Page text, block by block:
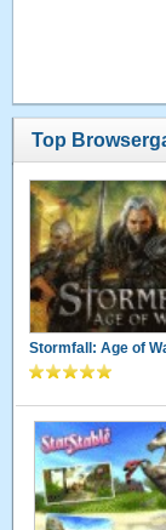
Top
Stormfall: Age of